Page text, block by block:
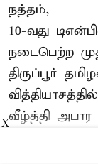
நத்தம்,
10-வது
நடைபெற்ற
திருப்பூர்
வீழ்த்தி அபார
X